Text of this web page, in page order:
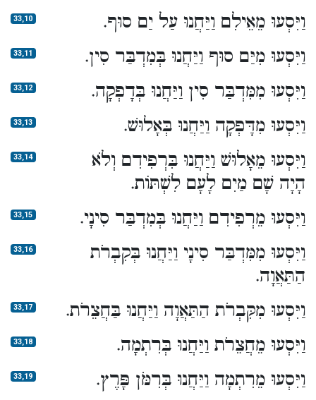
33,10 וַיִּסְעוּ מֵאֵילִם וַיַּחֲנוּ עַל יַם סוּף.
33,11 וַיִּסְעוּ מִיַּם סוּף וַיַּחֲנוּ בְּמִדְבַּר סִין.
33,12 וַיִּסְעוּ מִמִּדְבַּר סִין וַיַּחֲנוּ בְּדָפְקָה.
33,13 וַיִּסְעוּ מִדָּפְקָה וַיַּחֲנוּ בְּאָלוּשׁ.
33,14
וַיִּסְעוּ מֵאָלוּשׁ וַיַּחֲנוּ בִּרְפִידִם וְלֹא
הָיָה שָׁם מַיִם לָעָם לִשְׁתּוֹת.
33,15 וַיִּסְעוּ מֵרְפִידִם וַיַּחֲנוּ בְּמִדְבַּר סִינָי.
33,16
וַיִּסְעוּ מִמִּדְבַּר סִינָי וַיַּחֲנוּ בְּקִבְרֹת
הַתַּאֲוָה.
33,17 וַיִּסְעוּ מִקִּבְרֹת הַתַּאֲוָה וַיַּחֲנוּ בַּחֲצֵרֹת.
33,18 וַיִּסְעוּ מֵחֲצֵרֹת וַיַּחֲנוּ בְּרִתְמָה.
33,19 וַיִּסְעוּ מֵרִתְמָה וַיַּחֲנוּ בְּרִמֹּן פָּרֶץ.